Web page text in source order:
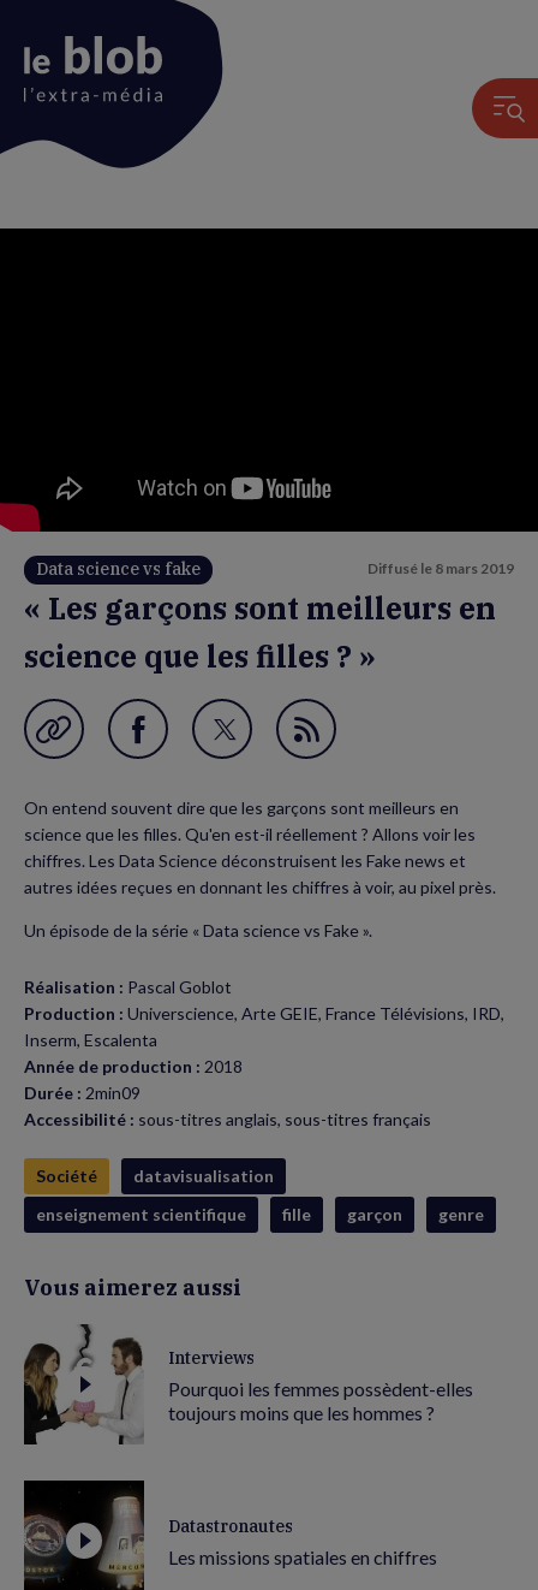
Data science vs fake Diffusé le 8 mars 2019
« Les garçons sont meilleurs en
science que les filles ? »
Garder en favori
Partager
Facebook
(nouvelle
fenêtre)
Partager
Twitter
(nouvelle
fenêtre)
Flux
On entend souvent dire que les garçons sont meilleurs en
science que les filles. Qu'en est-il réellement ? Allons voir les
chiffres. Les Data Science déconstruisent les Fake news et
autres idées reçues en donnant les chiffres à voir, au pixel près.
Un épisode de la série « Data science vs Fake ».
Réalisation : Pascal Goblot
Production : Universcience, Arte GEIE, France Télévisions, IRD,
Inserm, Escalenta
Année de production : 2018
Durée : 2min09
Accessibilité : sous-titres anglais, sous-titres français
Société
datavisualisation
enseignement scientifique
fille garçon genre
Vous aimerez aussi
Interviews
Pourquoi les femmes possèdent-elles
toujours moins que les hommes ?
Datastronautes
Les missions spatiales en chiffres